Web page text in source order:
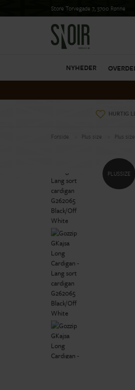
Store Torvegade 7, 3700 Rønne
NYHEDER
HURTIG
Forside Plus size Plus
PLUSSIZE